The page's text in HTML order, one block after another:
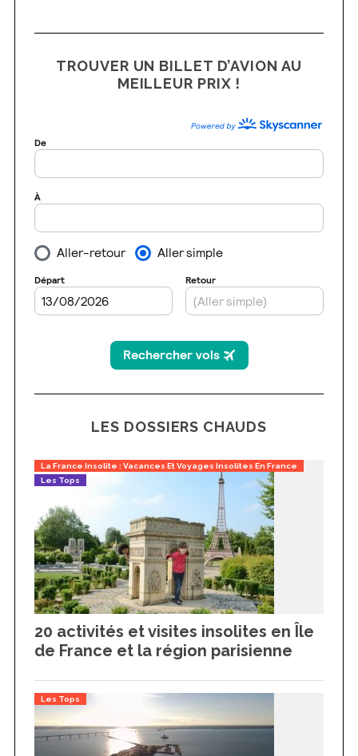
TROUVER UN BILLET D’AVION AU
MEILLEUR PRIX !
LES DOSSIERS CHAUDS
La France Insolite : Vacances Et Voyages Insolites En France
Les Tops
20 activités et visites insolites en Île
de France et la région parisienne
Les Tops